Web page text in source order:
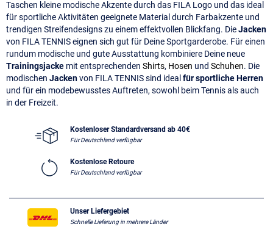
Taschen kleine modische Akzente durch das FILA Logo und das ideal
für sportliche Aktivitäten geeignete Material durch Farbakzente und
trendigen Streifendesigns zu einem effektvollen Blickfang. DieJacken
von FILA TENNIS eignen sich gut für Deine Sportgarderobe. Für einen
rundum modische und gute Ausstattung kombiniere Deine neue
Trainingsjacke mit entsprechenden Shirts, Hosen und Schuhen. Die
modischen Jackenvon FILA TENNIS sind ideal für sportliche Herren
und für ein modebewusstes Auftreten, sowohl beim Tennis als auch
in der Freizeit.
Kostenloser Standardversand ab 40€
Für Deutschland verfügbar
Kostenlose Retoure
Für Deutschland verfügbar
Unser Liefergebiet
Schnelle Lieferung in mehrere Länder